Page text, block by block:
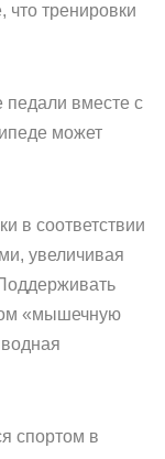
что тренировки
педали вместе с
может
в соответствии
увеличивая
«мышечную
спортом в